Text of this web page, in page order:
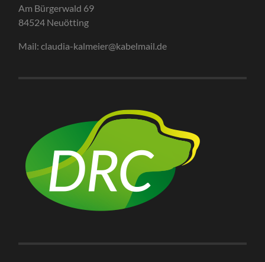
Am Bürgerwald 69
84524 Neuötting
Mail: claudia-kalmeier@kabelmail.de